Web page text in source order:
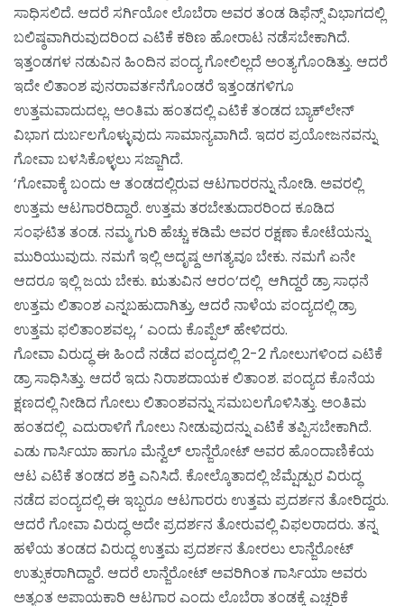
ಸಾಧಿಸಲಿದೆ. ಆದರೆ ಸರ್ಗಿಯೋ ಲೊಬೆರಾ ಅವರ ತಂಡ ಡಿಫೆನ್ಸ್ ವಿಭಾಗದಲ್ಲಿ
ಬಲಿಷ್ಠವಾಗಿರುವುದರಿಂದ ಎಟಿಕೆ ಕಠಿಣ ಹೋರಾಟ ನಡೆಸಬೇಕಾಗಿದೆ.
ಇತ್ತಂಡಗಳ ನಡುವಿನ ಹಿಂದಿನ ಪಂದ್ಯ ಗೋಲಿಲ್ಲದೆ ಅಂತ್ಯಗೊಂಡಿತ್ತು. ಆದರೆ
ಇದೇ ಲಿತಾಂಶ ಪುನರಾವರ್ತನೆಗೊಂಡರೆ ಇತ್ತಂಡಗಳಿಗೂ
ಉತ್ತಮವಾದುದಲ್ಲ. ಅಂತಿಮ ಹಂತದಲ್ಲಿ ಎಟಿಕೆ ತಂಡದ ಬ್ಯಾಕ್‌ಲೇನ್
ವಿಭಾಗ ದುರ್ಬಲಗೊಳ್ಳುವುದು ಸಾಮಾನ್ಯವಾಗಿದೆ. ಇದರ ಪ್ರಯೋಜನವನ್ನು
ಗೋವಾ ಬಳಸಿಕೊಳ್ಳಲು ಸಜ್ಜಾಗಿದೆ.
‘ಗೋವಾಕ್ಕೆ ಬಂದು ಆ ತಂಡದಲ್ಲಿರುವ ಆಟಗಾರರನ್ನು ನೋಡಿ. ಅವರಲ್ಲಿ
ಉತ್ತಮ ಆಟಗಾರರಿದ್ದಾರೆ. ಉತ್ತಮ ತರಬೇತುದಾರರಿಂದ ಕೂಡಿದ
ಸಂಘಟಿತ ತಂಡ. ನಮ್ಮ ಗುರಿ ಹೆಚ್ಚು ಕಡಿಮೆ ಅವರ ರಕ್ಷಣಾ ಕೋಟೆಯನ್ನು
ಮುರಿಯುವುದು. ನಮಗೆ ಇಲ್ಲಿ ಅದೃಷ್ದ ಅಗತ್ಯವೂ ಬೇಕು. ನಮಗೆ ಏನೇ
ಆದರೂ ಇಲ್ಲಿ ಜಯ ಬೇಕು. ಋತುವಿನ ಆರಂ‘ದಲ್ಲಿ ಆಗಿದ್ದರೆ ಡ್ರಾ ಸಾಧನೆ
ಉತ್ತಮ ಲಿತಾಂಶ ಎನ್ನಬಹುದಾಗಿತ್ತು, ಆದರೆ ನಾಳೆಯ ಪಂದ್ಯದಲ್ಲಿ ಡ್ರಾ
ಉತ್ತಮ ಫಲಿತಾಂಶವಲ್ಲ, ‘ ಎಂದು ಕೊಪ್ಪೆಲ್ ಹೇಳಿದರು.
ಗೋವಾ ವಿರುದ್ಧ ಈ ಹಿಂದೆ ನಡೆದ ಪಂದ್ಯದಲ್ಲಿ 2-2 ಗೋಲುಗಳಿಂದ ಎಟಿಕೆ
ಡ್ರಾ ಸಾಧಿಸಿತ್ತು. ಆದರೆ ಇದು ನಿರಾಶದಾಯಕ ಲಿತಾಂಶ. ಪಂದ್ಯದ ಕೊನೆಯ
ಕ್ಷಣದಲ್ಲಿ ನೀಡಿದ ಗೋಲು ಲಿತಾಂಶವನ್ನು ಸಮಬಲಗೊಳಿಸಿತ್ತು. ಅಂತಿಮ
ಹಂತದಲ್ಲಿ ಎದುರಾಳಿಗೆ ಗೋಲು ನೀಡುವುದನ್ನು ಎಟಿಕೆ ತಪ್ಪಿಸಬೇಕಾಗಿದೆ.
ಎಡು ಗಾರ್ಸಿಯಾ ಹಾಗೂ ಮೆನ್ವೆಲ್ ಲಾನ್ಜೆರೋಟ್ ಅವರ ಹೊಂದಾಣಿಕೆಯ
ಆಟ ಎಟಿಕೆ ತಂಡದ ಶಕ್ತಿ ಎನಿಸಿದೆ. ಕೋಲ್ಕೊತಾದಲ್ಲಿ ಜೆಮ್ಷೆಡ್ಪುರ ವಿರುದ್ಧ
ನಡೆದ ಪಂದ್ಯದಲ್ಲಿ ಈ ಇಬ್ಬರೂ ಆಟಗಾರರು ಉತ್ತಮ ಪ್ರದರ್ಶನ ತೋರಿದ್ದರು.
ಆದರೆ ಗೋವಾ ವಿರುದ್ಧ ಅದೇ ಪ್ರದರ್ಶನ ತೋರುವಲ್ಲಿ ವಿಫಲರಾದರು. ತನ್ನ
ಹಳೆಯ ತಂಡದ ವಿರುದ್ಧ ಉತ್ತಮ ಪ್ರದರ್ಶನ ತೋರಲು ಲಾನ್ಜೆರೋಟ್
ಉತ್ಸುಕರಾಗಿದ್ದಾರೆ. ಆದರೆ ಲಾನ್ಜೆರೋಟ್ ಅವರಿಗಿಂತ ಗಾರ್ಸಿಯಾ ಅವರು
ಅತ್ಯಂತ ಅಪಾಯಕಾರಿ ಆಟಗಾರ ಎಂದು ಲೊಬೆರಾ ತಂಡಕ್ಕೆ ಎಚ್ಚರಿಕೆ